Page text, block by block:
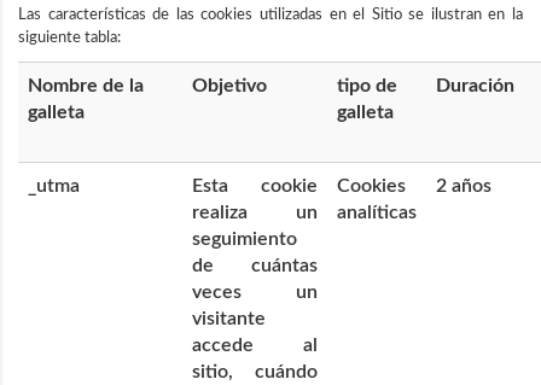
Las características de las cookies utilizadas en el Sitio se ilustran en la
siguiente tabla:
Nombre de la
galleta
Objetivo
tipo de
galleta
Duración
_utma
Esta cookie
realiza un
seguimiento
de cuántas
veces un
visitante
accede al
sitio, cuándo
Cookies
analíticas
2 años